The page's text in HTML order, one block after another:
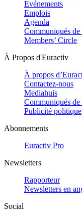
Evénements
Emplois
Agenda
Communiqués de
Members’ Circle
À Propos d'Euractiv
À propos
Contactez-nous
Mediahuis
Communiqués de
Publicité politique
Abonnements
Euractiv Pro
Newsletters
Rapporteur
Newsletters en
Social